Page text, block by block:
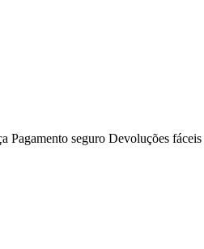
Pagamento seguro Devoluções fáceis